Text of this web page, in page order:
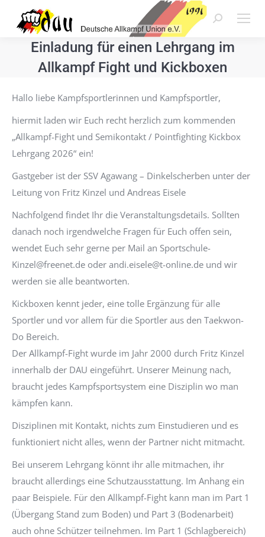
Search:
Einladung für einen Lehrgang im
Allkampf Fight und Kickboxen
Hallo liebe Kampfsportlerinnen und Kampfsportler,
hiermit laden wir Euch recht herzlich zum kommenden
„Allkampf-Fight und Semikontakt / Pointfighting Kickbox
Lehrgang 2026“ ein!
Gastgeber ist der SSV Agawang – Dinkelscherben unter der
Leitung von Fritz Kinzel und Andreas Eisele
Nachfolgend findet Ihr die Veranstaltungsdetails. Sollten
danach noch irgendwelche Fragen für Euch offen sein,
wendet Euch sehr gerne per Mail an Sportschule-
Kinzel@freenet.de oder andi.eisele@t-online.de und wir
werden sie alle beantworten.
Kickboxen kennt jeder, eine tolle Ergänzung für alle
Sportler und vor allem für die Sportler aus den Taekwon-
Do Bereich.
Der Allkampf-Fight wurde im Jahr 2000 durch Fritz Kinzel
innerhalb der DAU eingeführt. Unserer Meinung nach,
braucht jedes Kampfsportsystem eine Disziplin wo man
kämpfen kann.
Disziplinen mit Kontakt, nichts zum Einstudieren und es
funktioniert nicht alles, wenn der Partner nicht mitmacht.
Bei unserem Lehrgang könnt ihr alle mitmachen, ihr
braucht allerdings eine Schutzausstattung. Im Anhang ein
paar Beispiele. Für den Allkampf-Fight kann man im Part 1
(Übergang Stand zum Boden) und Part 3 (Bodenarbeit)
auch ohne Schützer teilnehmen. Im Part 1 (Schlagbereich)